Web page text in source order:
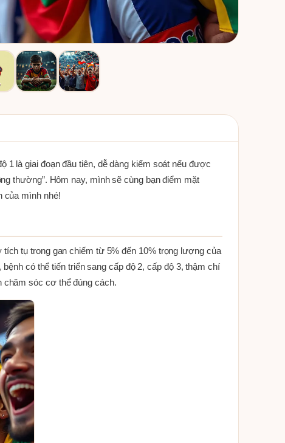
1 là giai đoạn đầu tiên, dễ dàng kiểm soát nếu được
thường”. Hôm nay, mình sẽ cùng bạn điểm mặt
của mình nhé!
tụ trong gan chiếm từ 5% đến 10% trọng lượng của
có thể tiến triển sang cấp độ 2, cấp độ 3, thậm chí
chăm sóc cơ thể đúng cách.